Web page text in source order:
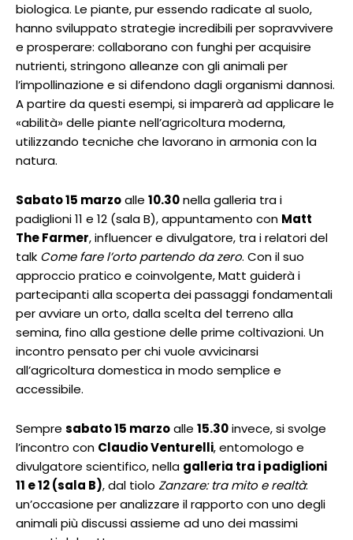
biologica. Le piante, pur essendo radicate al suolo,
hanno sviluppato strategie incredibili per sopravvivere
e prosperare: collaborano con funghi per acquisire
nutrienti, stringono alleanze con gli animali per
l’impollinazione e si difendono dagli organismi dannosi.
A partire da questi esempi, si imparerà ad applicare le
«abilità» delle piante nell’agricoltura moderna,
utilizzando tecniche che lavorano in armonia con la
natura.
Sabato 15 marzoalle 10.30nella galleria tra i
padiglioni 11 e 12 (sala B), appuntamento con Matt
The Farmer, influencer e divulgatore, tra i relatori del
talk Come fare l’orto partendo da zero. Con il suo
approccio pratico e coinvolgente, Matt guiderà i
partecipanti alla scoperta dei passaggi fondamentali
per avviare un orto, dalla scelta del terreno alla
semina, fino alla gestione delle prime coltivazioni. Un
incontro pensato per chi vuole avvicinarsi
all’agricoltura domestica in modo semplice e
accessibile.
Sempre sabato 15 marzoalle 15.30invece, si svolge
l’incontro con Claudio Venturelli, entomologo e
divulgatore scientifico, nella galleria tra i padiglioni
11 e 12 (sala B), dal tiolo Zanzare: tra mito e realtà:
un’occasione per analizzare il rapporto con uno degli
animali più discussi assieme ad uno dei massimi